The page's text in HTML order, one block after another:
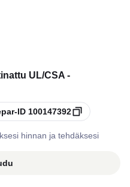
UL/CSA -
ID 100147392
hinnan ja tehdäksesi